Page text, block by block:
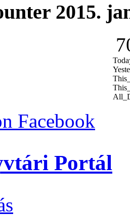
2015.
Facebook
Portál